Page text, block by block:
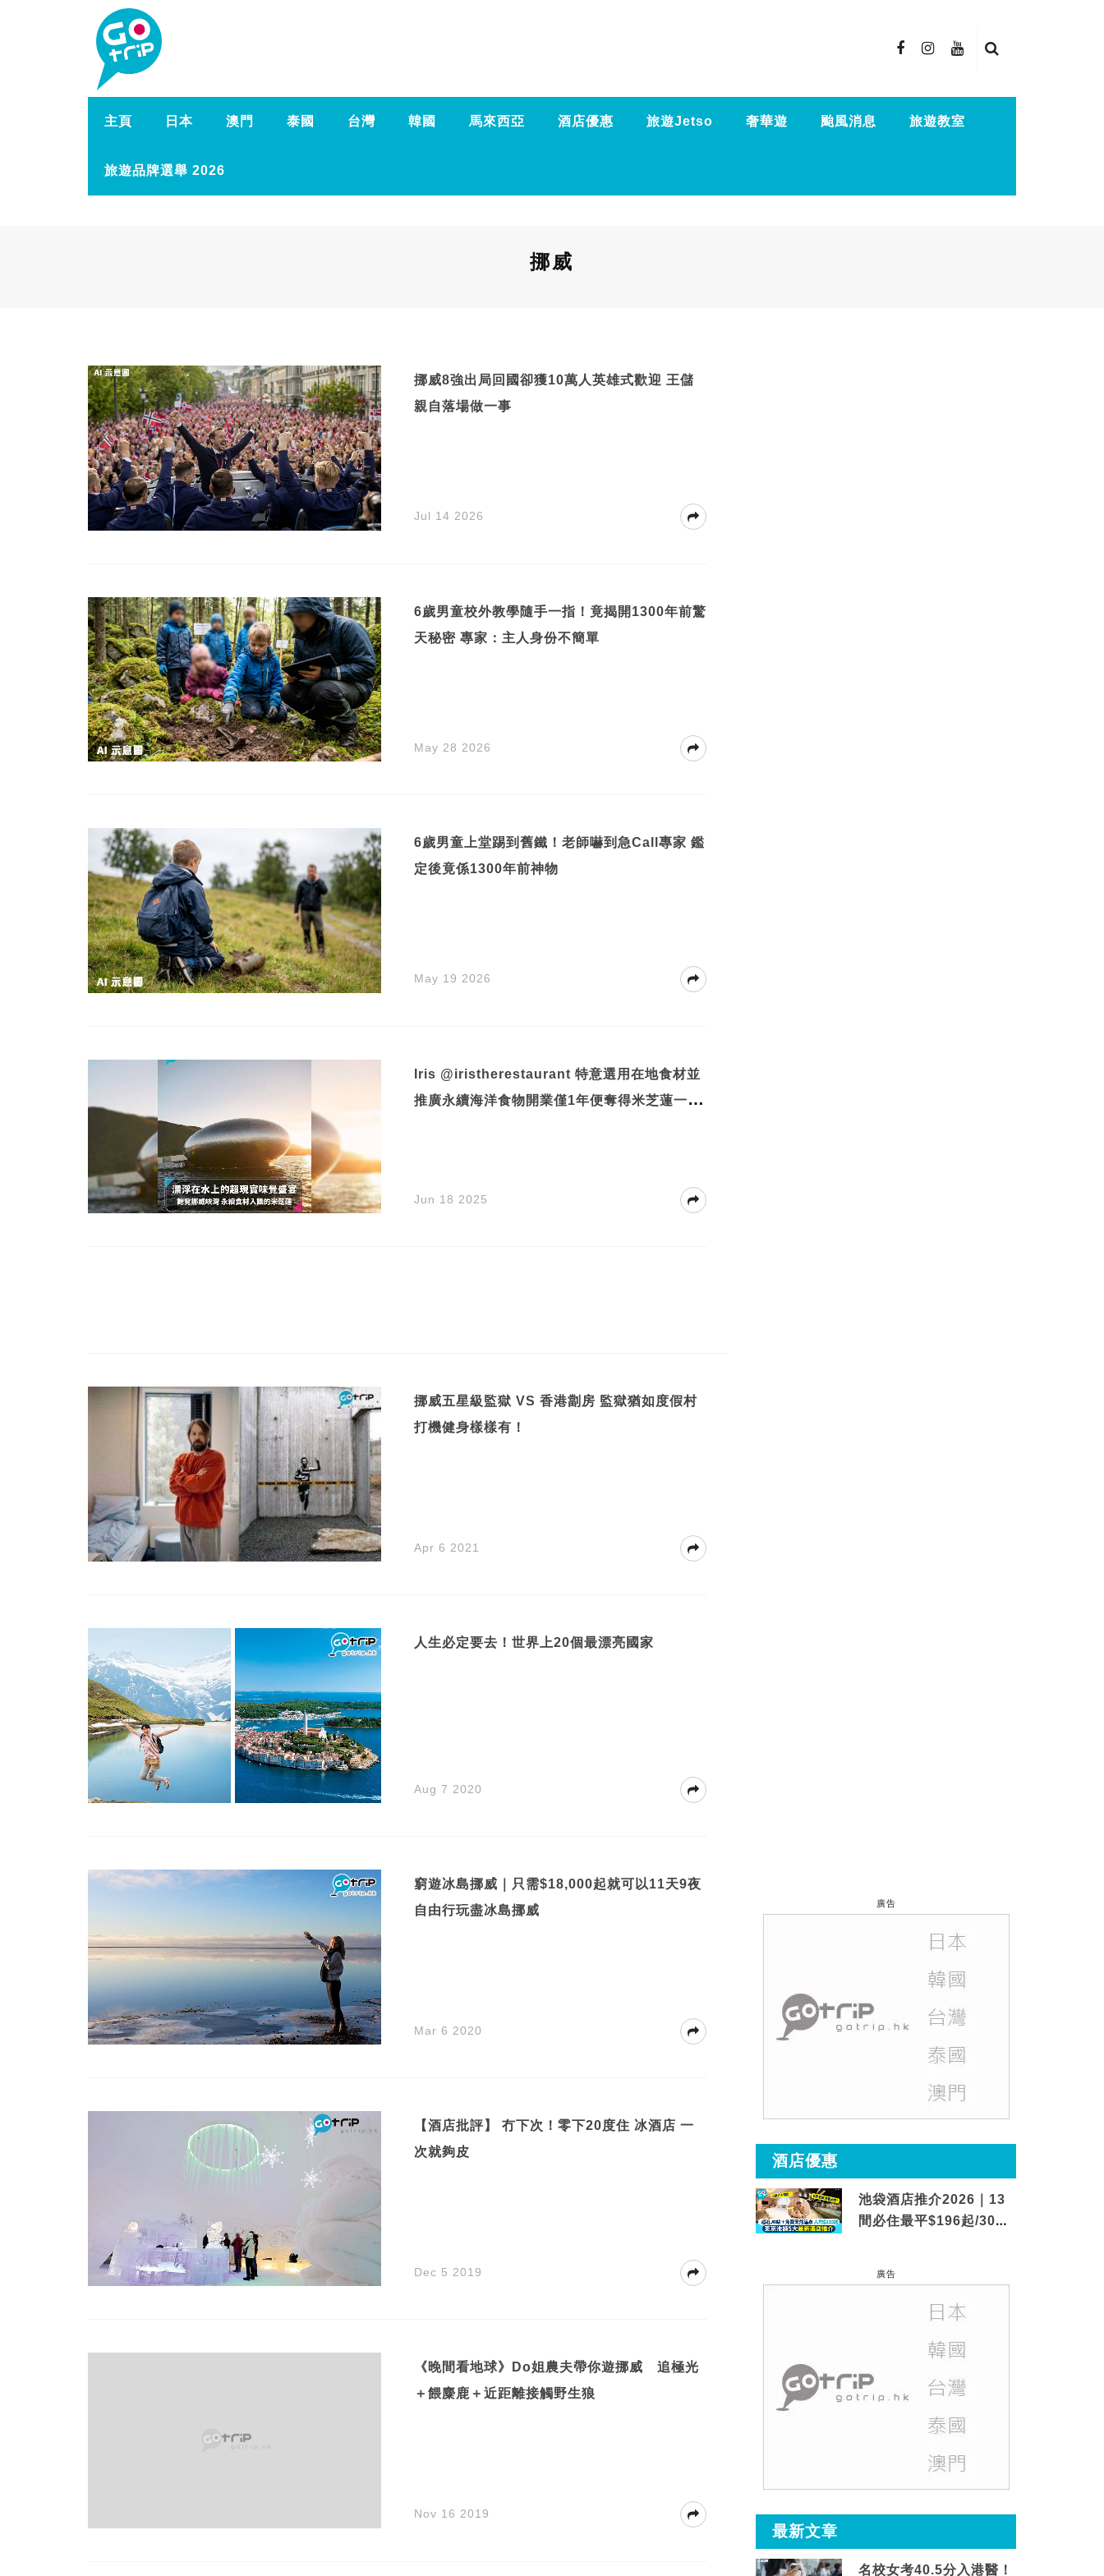
主頁 日本 澳門 泰國 台灣 韓國 馬來西亞 酒店優惠 旅遊Jetso 奢華遊 颱風消息 旅遊教室
旅遊品牌選舉 2026
挪威
挪威8強出局回國卻獲10萬人英雄式歡迎 王儲
親自落場做一事
Jul 14 2026
6歲男童校外教學隨手一指！竟揭開1300年前驚
天秘密 專家：主人身份不簡單
May 28 2026
6歲男童上堂踢到舊鐵！老師嚇到急Call專家 鑑
定後竟係1300年前神物
May 19 2026
Iris @iristherestaurant 特意選用在地食材並
推廣永續海洋食物開業僅1年便奪得米芝蓮一星
Jun 18 2025
挪威五星級監獄 VS 香港劏房 監獄猶如度假村
打機健身樣樣有！
Apr 6 2021
人生必定要去！世界上20個最漂亮國家
Aug 7 2020
窮遊冰島挪威｜只需$18,000起就可以11天9夜
自由行玩盡冰島挪威
Mar 6 2020
【酒店批評】 冇下次！零下20度住 冰酒店 一
次就夠皮
Dec 5 2019
《晚間看地球》Do姐農夫帶你遊挪威 追極光
＋餵麋鹿＋近距離接觸野生狼
Nov 16 2019
廣告
酒店優惠
池袋酒店推介2026｜13
間必住最平$196起/30秒
廣告
最新文章
名校女考40.5分入港醫！